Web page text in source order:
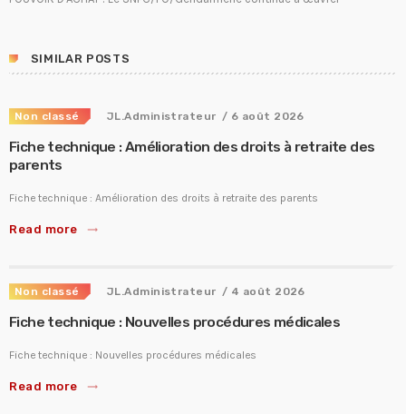
SIMILAR POSTS
Non classé JL.Administrateur / 6 août 2026
Fiche technique : Amélioration des droits à retraite des
parents
Fiche technique : Amélioration des droits à retraite des parents
Read more trending_flat
Non classé JL.Administrateur / 4 août 2026
Fiche technique : Nouvelles procédures médicales
Fiche technique : Nouvelles procédures médicales
Read more trending_flat